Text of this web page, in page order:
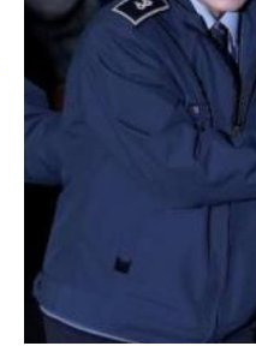
城市基因
色转型
，还有数百万剂面临过期